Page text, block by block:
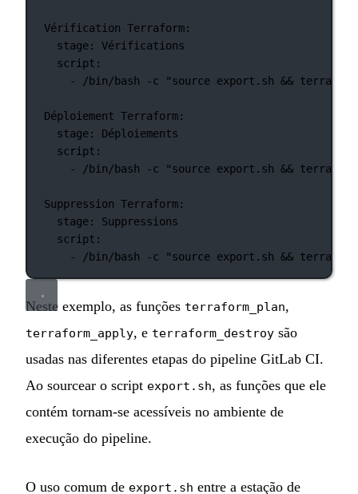
Vérification Terraform:
stage: Vérifications
script :
-
/bin/bash -c "source export.sh &&
Déploiement Terraform:
stage: Déploiements
script :
-
/bin/bash -c "source export.sh &&
Suppression Terraform:
stage: Suppressions
script :
-
/bin/bash -c "source export.sh &&
Neste exemplo, as funções terraform_plan,
terraform_apply, e terraform_destroy são
usadas nas diferentes etapas do pipeline GitLab CI.
Ao sourcear o script export.sh, as funções que ele
contém tornam-se acessíveis no ambiente de
execução do pipeline.
O uso comum de export.sh entre a estação de